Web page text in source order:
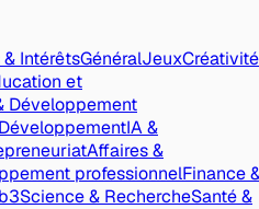
& IntérêtsGénéralJeuxCréativité
et
Développement
IA &
Affaires &
professionnelFinance
Science & RechercheSanté &